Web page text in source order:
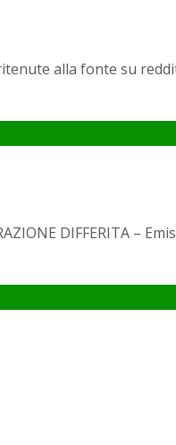
alla fonte su
DIFFERITA –